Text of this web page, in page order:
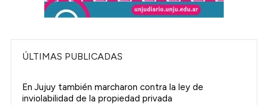
ÚLTIMAS PUBLICADAS
En Jujuy también marcharon contra la ley de
inviolabilidad de la propiedad privada